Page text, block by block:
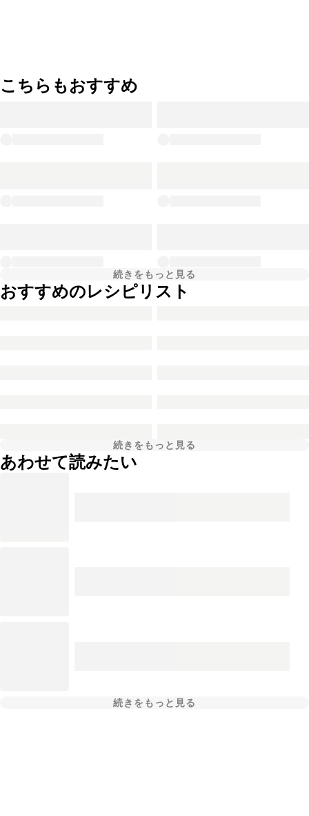
こちらもおすすめ
続きをもっと見る
おすすめのレシピリスト
続きをもっと見る
あわせて読みたい
続きをもっと見る